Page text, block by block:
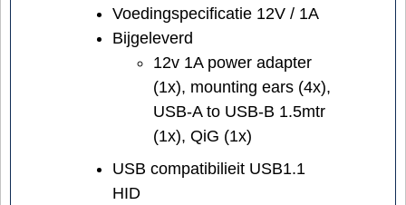
Voedingspecificatie 12V / 1A
Bijgeleverd
12v 1A power adapter
(1x), mounting ears (4x),
USB-A to USB-B 1.5mtr
(1x), QiG (1x)
USB compatibilieit USB1.1
HID